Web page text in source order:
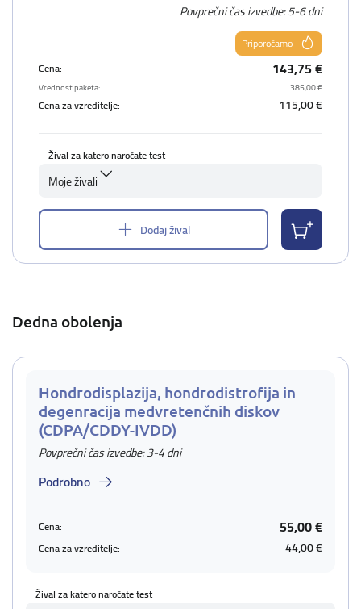
Povprečni čas izvedbe: 5-6 dni
Priporočamo
Cena:
143,75 €
Vrednost paketa: 385,00 €
Cena za vzreditelje: 115,00 €
Žival za katero naročate test
Moje živali
Dodaj žival
Dedna obolenja
Hondrodisplazija, hondrodistrofija in
degenracija medvretenčnih diskov
(CDPA/CDDY-IVDD)
Povprečni čas izvedbe: 3-4 dni
Podrobno
Cena: 55,00 €
Cena za vzreditelje: 44,00 €
Žival za katero naročate test